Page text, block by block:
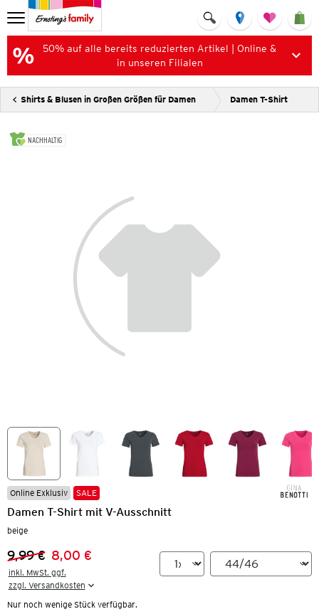
50% auf alle bereits reduzierten Artikel | Online &
in unseren Filialen
Shirts & Blusen in Großen Größen für Damen Damen T-Shirt
NACHHALTIG
Online Exklusiv SALE
Damen T-Shirt mit V-Ausschnitt
beige
Vorheriger Preis:
9,99 €
Neuer Preis:
8,00 €
inkl. MwSt. ggf.
zzgl. Versandkosten
Nur noch wenige Stück verfügbar.